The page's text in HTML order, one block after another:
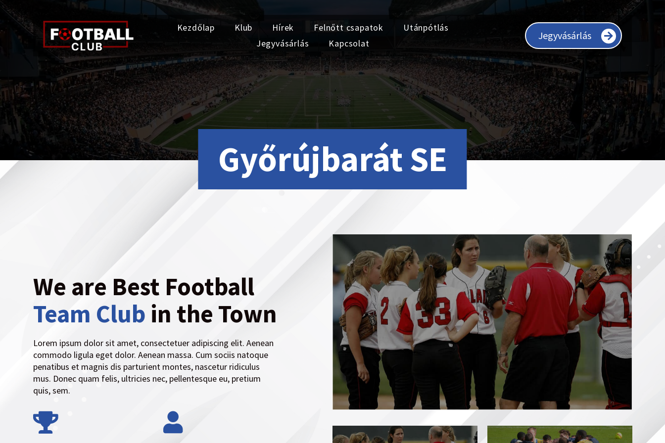
Kezdőlap Klub Hírek Felnőtt csapatok
Utánpótlás
Jegyvásárlás
Kapcsolat
Jegyvásárlás
Győrújbarát SE
We are Best Football
Team Club in the Town
Lorem ipsum dolor sit amet, consectetuer adipiscing elit. Aenean
commodo ligula eget dolor. Aenean massa. Cum sociis natoque
penatibus et magnis dis parturient montes, nascetur ridiculus
mus. Donec quam felis, ultricies nec, pellentesque eu, pretium
quis, sem.
 